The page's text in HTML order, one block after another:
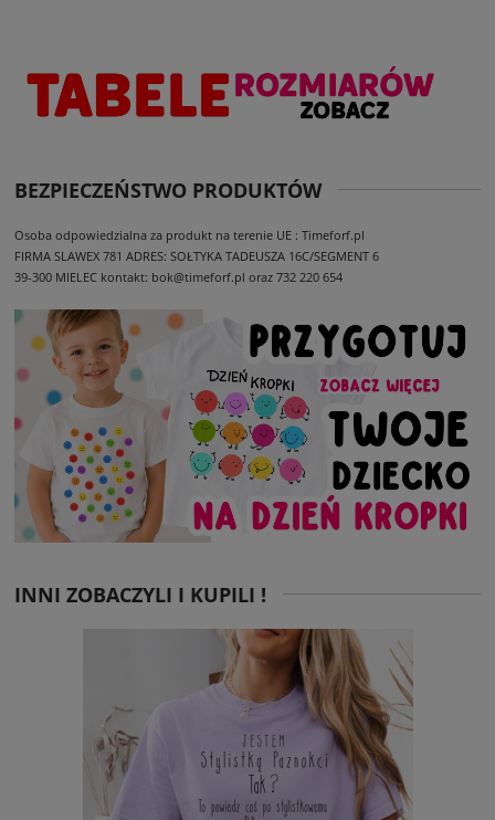
BEZPIECZEŃSTWO PRODUKTÓW
Osoba odpowiedzialna za produkt na terenie UE : Timeforf.pl
FIRMA SLAWEX 781 ADRES: SOŁTYKA TADEUSZA 16C/SEGMENT 6
39-300 MIELEC kontakt: bok@timeforf.pl oraz 732 220 654
INNI ZOBACZYLI I KUPILI !